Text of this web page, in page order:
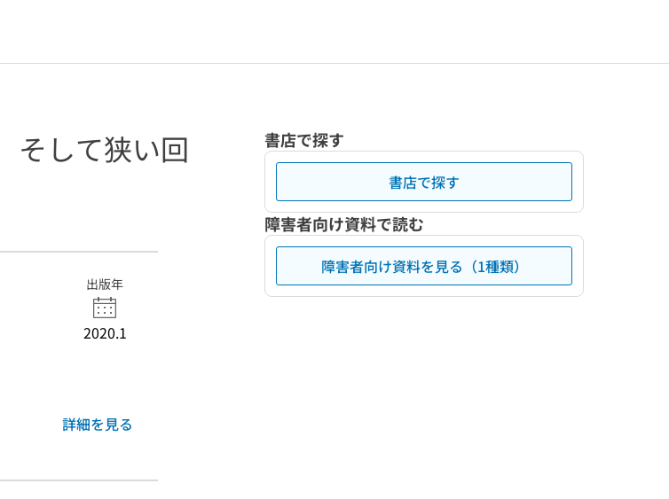
そして狭い回
出版年
2020.1
詳細を見る
書店で探す
書店で探す
障害者向け資料で読む
障害者向け資料を見る（1種類）